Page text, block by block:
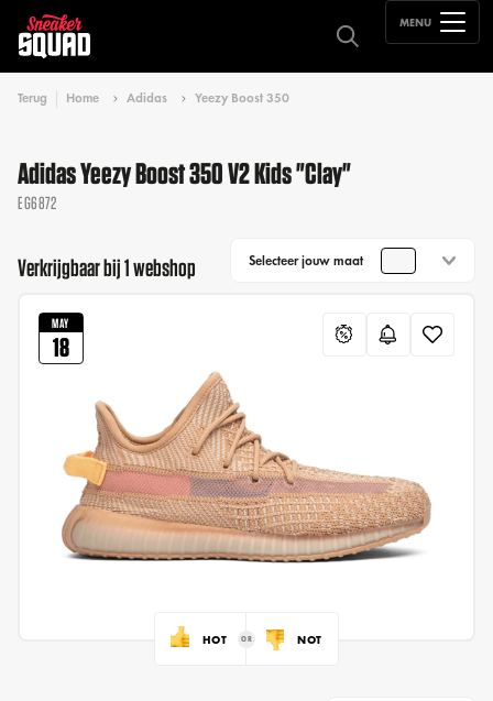
MENU
Terug Home Adidas Yeezy Boost 350
Adidas Yeezy Boost 350 V2 Kids "Clay"
EG6872
Verkrijgbaar bij 1 webshop Selecteer jouw maat
MAY
18
HOT NOT